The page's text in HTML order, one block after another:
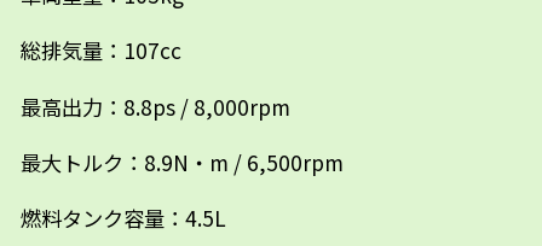
総排気量：107cc
最高出力：8.8ps / 8,000rpm
最大トルク：8.9N・m / 6,500rpm
燃料タンク容量：4.5L